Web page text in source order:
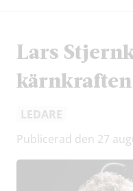
Lars
LEDARE
Publicerad den 27